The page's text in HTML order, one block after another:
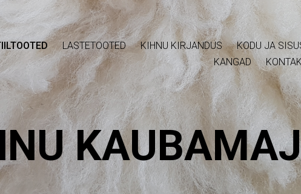
LASTETOOTED KIHNU KIRJANDUS KODU JA
KANGAD